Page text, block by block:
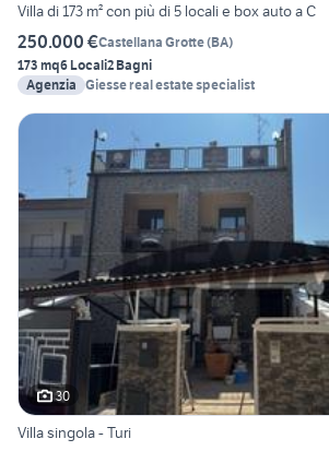
Villa di 173 m² con più di 5 locali e box auto a C
250.000 €Castellana Grotte(BA)
173 mq6 Locali2 Bagni
Agenzia Giesse real estate specialist
30
Villa singola - Turi